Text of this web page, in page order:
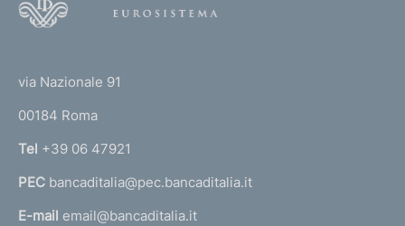
r
n
a
l
via Nazionale 91
00184 Roma
Tel +39 06 47921
PEC bancaditalia@pec.bancaditalia.it
E-mail email@bancaditalia.it